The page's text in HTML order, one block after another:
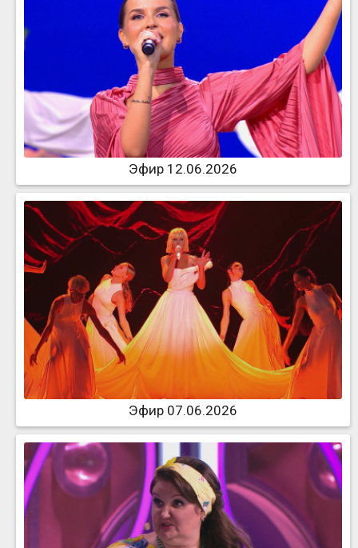
Эфир 12.06.2026
Эфир 07.06.2026